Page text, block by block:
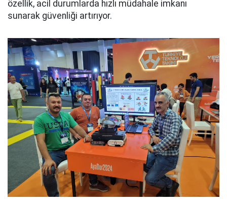
özellik, acil durumlarda hızlı müdahale imkanı
sunarak güvenliği artırıyor.